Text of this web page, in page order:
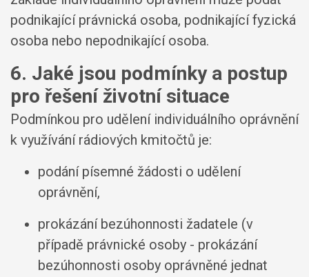
podnikající právnická osoba, podnikající fyzická
osoba nebo nepodnikající osoba.
6. Jaké jsou podmínky a postup
pro řešení životní situace
Podmínkou pro udělení individuálního oprávnění
k využívání rádiových kmitočtů je:
podání písemné žádosti o udělení
oprávnění,
prokázání bezúhonnosti žadatele (v
případě právnické osoby - prokázání
bezúhonnosti osoby oprávněné jednat